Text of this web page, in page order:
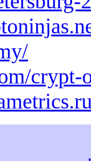
crypt-